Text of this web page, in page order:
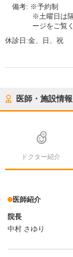
備考: ※予約制
※土曜日は
ージをご覧
休診日:金、日、祝
医師・施設情報
ドクター紹介
医師紹介
院長
中村 さゆり